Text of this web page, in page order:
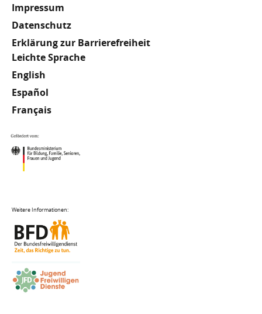
Impressum
Datenschutz
Erklärung zur Barrierefreiheit
Meta
Footer
Leichte Sprache
English
Español
Français